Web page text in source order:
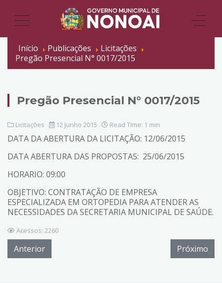
Início Publicações
Licitações
Pregão Presencial N° 0017/2015
Pregão Presencial N° 0017/2015
Licitações 12 Junho 2015 Read Time: 1 min
DATA DA ABERTURA DA LICITAÇÃO: 12/06/2015
DATA ABERTURA DAS PROPOSTAS: 25/06/2015
HORARIO: 09:00
OBJETIVO: CONTRATAÇÃO DE EMPRESA
ESPECIALIZADA EM ORTOPEDIA PARA ATENDER AS
NECESSIDADES DA SECRETARIA MUNICIPAL DE SAÚDE.
Acessos: 2260
Anterior Próximo